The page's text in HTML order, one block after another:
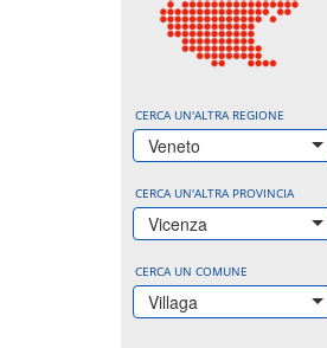
CERCA UN'ALTRA REGIONE
Veneto
CERCA UN'ALTRA PROVINCIA
Vicenza
CERCA UN COMUNE
Villaga